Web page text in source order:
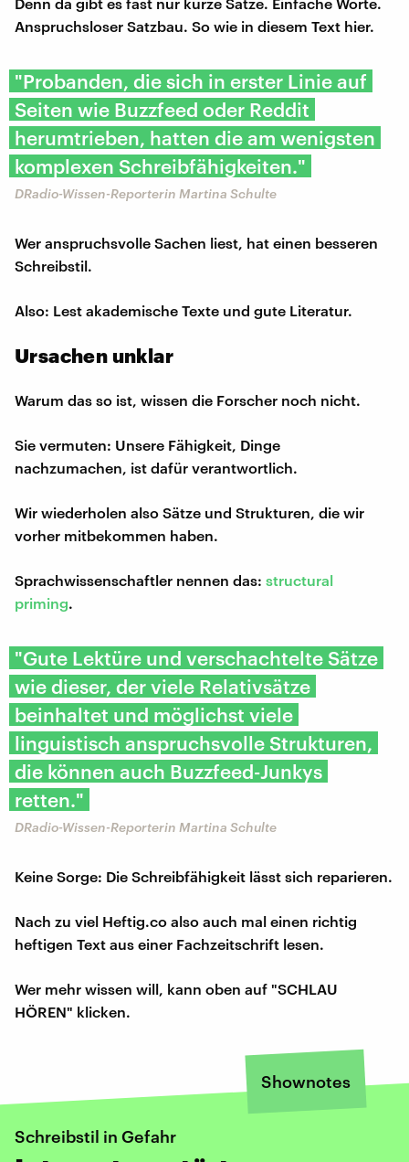
Anspruchsloser Satzbau. So wie in diesem Text hier.
"Probanden, die sich in erster Linie auf
Seiten wie Buzzfeed oder Reddit
herumtrieben, hatten die am wenigsten
komplexen Schreibfähigkeiten."
DRadio-Wissen-Reporterin Martina Schulte
Wer anspruchsvolle Sachen liest, hat einen besseren
Schreibstil.
Also: Lest akademische Texte und gute Literatur.
Ursachen unklar
Warum das so ist, wissen die Forscher noch nicht.
Sie vermuten: Unsere Fähigkeit, Dinge
nachzumachen, ist dafür verantwortlich.
Wir wiederholen also Sätze und Strukturen, die wir
vorher mitbekommen haben.
Sprachwissenschaftler nennen das: structural
priming.
"Gute Lektüre und verschachtelte Sätze
wie dieser, der viele Relativsätze
beinhaltet und möglichst viele
linguistisch anspruchsvolle Strukturen,
die können auch Buzzfeed-Junkys
retten."
DRadio-Wissen-Reporterin Martina Schulte
Keine Sorge: Die Schreibfähigkeit lässt sich reparieren.
Nach zu viel Heftig.co also auch mal einen richtig
heftigen Text aus einer Fachzeitschrift lesen.
Wer mehr wissen will, kann oben auf "SCHLAU
HÖREN" klicken.
Shownotes
Schreibstil in Gefahr